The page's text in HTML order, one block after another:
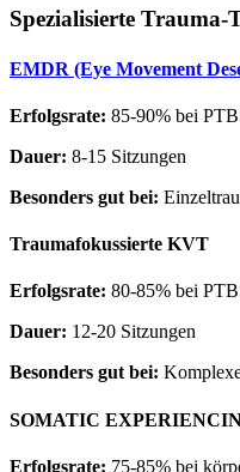
Spezialisierte Trauma-
EMDR (Eye Movement
Erfolgsrate: 85-90% bei
Dauer: 8-15 Sitzungen
Besonders gut bei:
Traumafokussierte KVT
Erfolgsrate: 80-85% bei
Dauer: 12-20 Sitzungen
Besonders gut bei:
SOMATIC
Erfolgsrate: 75-85% bei